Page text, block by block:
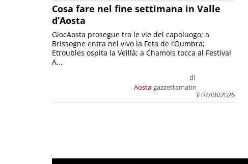
Cosa fare nel fine settimana in Valle
d’Aosta
Aosta
di
gazzettamatin
il 07/08/2026
GiocAosta prosegue tra le vie del capoluogo; a
Brissogne entra nel vivo la Feta de l’Oumbra;
Etroubles ospita la Veillà; a Chamois tocca al Festival
A...